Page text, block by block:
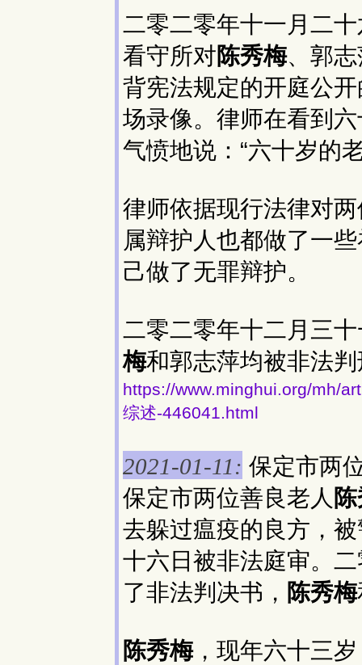
二零二零年十一月二
看守所对陈秀梅、郭
背宪法规定的开庭公
场录像。律师在看到
气愤地说：“六十岁的
律师依据现行法律对
属辩护人也都做了一
己做了无罪辩护。
二零二零年十二月三
梅和郭志萍均被非法
https://www.minghui.org/mh/
综述-446041.html
2021-01-11: 保定市两
保定市两位善良老人
去躲过瘟疫的良方，
十六日被非法庭审。
了非法判决书， 陈秀梅
陈秀梅，现年六十三